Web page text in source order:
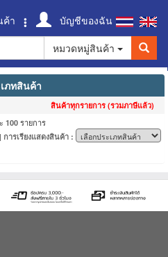
ค้า
บัญชีของฉัน
หมวดหมู่สินค้า
ภทสินค้า
สินค้าทุกรายการ (รวมภาษีแล้ว)
100 รายการ
| การเรียงแสดงสินค้า :